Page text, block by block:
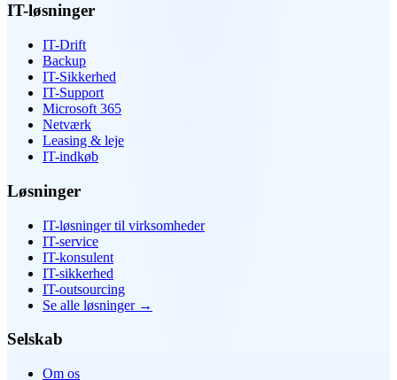
IT-løsninger
IT-Drift
Backup
IT-Sikkerhed
IT-Support
Microsoft 365
Netværk
Leasing & leje
IT-indkøb
Løsninger
IT-løsninger til virksomheder
IT-service
IT-konsulent
IT-sikkerhed
IT-outsourcing
Se alle løsninger→
Selskab
Om os